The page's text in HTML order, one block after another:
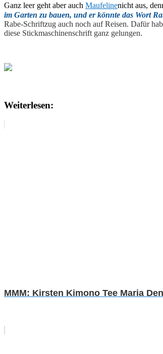
Ganz leer geht aber auch Maufelinenicht aus,
im Garten zu bauen, und er könnte das Wort
Rabe-Schriftzug auch noch auf Reisen. Dafür
diese Stickmaschinenschrift ganz gelungen.
Weiterlesen:
MMM: Kirsten Kimono Tee Maria